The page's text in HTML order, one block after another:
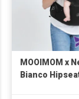
MOOIMOM x
Bianco